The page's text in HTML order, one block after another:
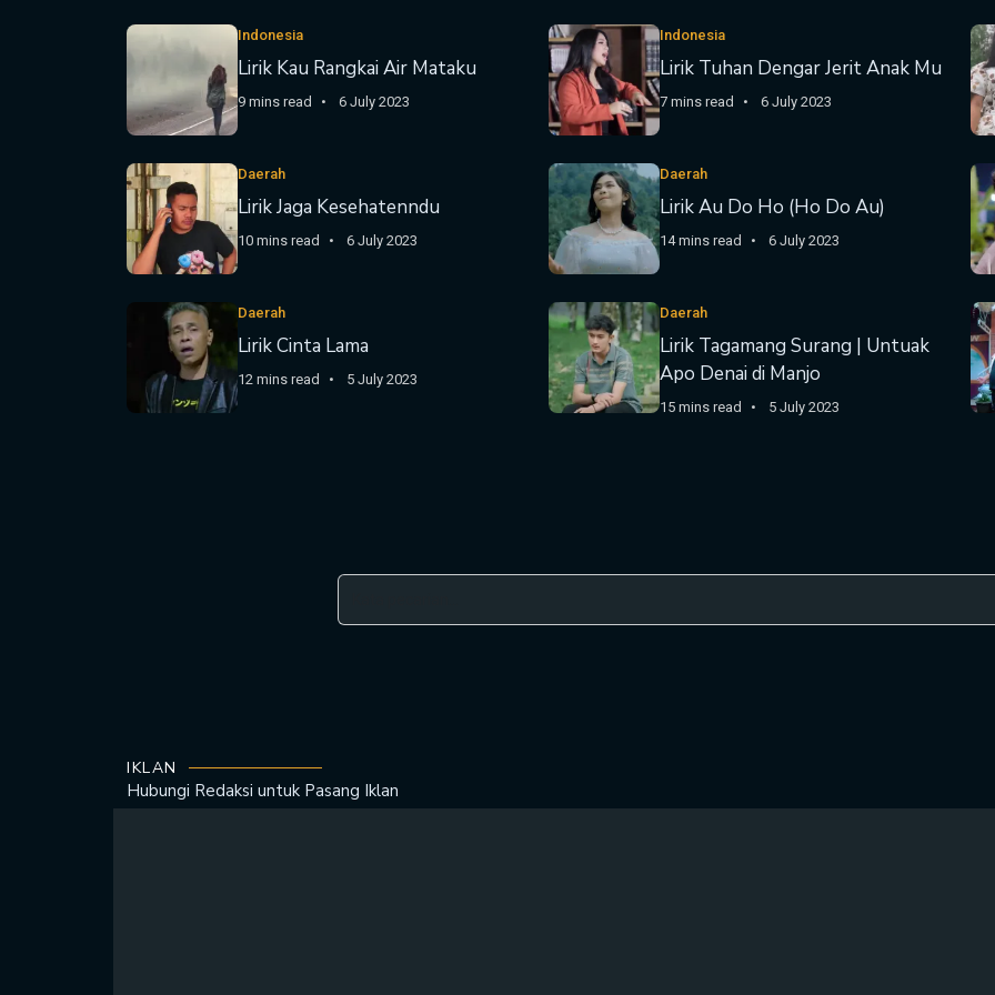
Indonesia
Lirik Kau Rangkai Air Mataku
9 mins read 6 July 2023
Indonesia
Lirik Tuhan Dengar Jerit Anak Mu
7 mins read 6 July 2023
Daerah
Lirik Jaga Kesehatenndu
10 mins read 6 July 2023
Daerah
Lirik Au Do Ho (Ho Do Au)
14 mins read 6 July 2023
Daerah
Lirik Cinta Lama
12 mins read 5 July 2023
Daerah
Lirik Tagamang Surang | Untuak
Apo Denai di Manjo
15 mins read 5 July 2023
IKLAN
Hubungi Redaksi untuk Pasang Iklan